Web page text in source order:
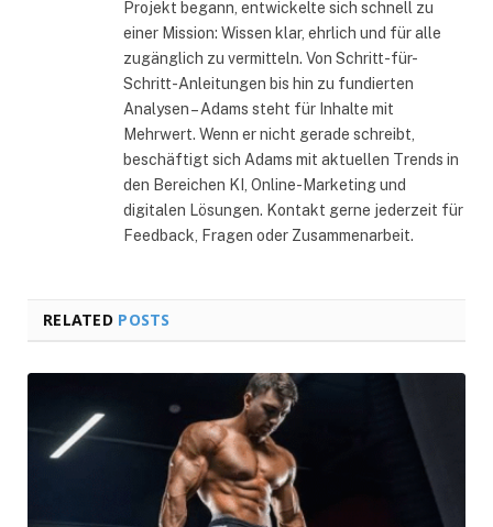
Projekt begann, entwickelte sich schnell zu
einer Mission: Wissen klar, ehrlich und für alle
zugänglich zu vermitteln. Von Schritt-für-
Schritt-Anleitungen bis hin zu fundierten
Analysen – Adams steht für Inhalte mit
Mehrwert. Wenn er nicht gerade schreibt,
beschäftigt sich Adams mit aktuellen Trends in
den Bereichen KI, Online-Marketing und
digitalen Lösungen. Kontakt gerne jederzeit für
Feedback, Fragen oder Zusammenarbeit.
RELATED POSTS